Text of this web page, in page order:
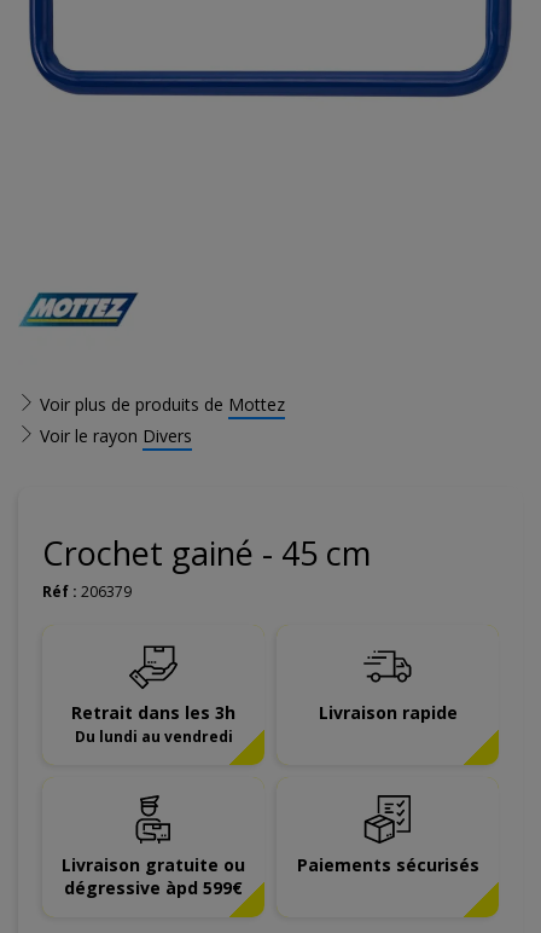
Voir plus de produits de Mottez
Voir le rayon Divers
Crochet gainé - 45 cm
Réf : 206379
Retrait dans les 3h
Du lundi au vendredi
Livraison rapide
Livraison gratuite ou
dégressive àpd 599€
Paiements sécurisés